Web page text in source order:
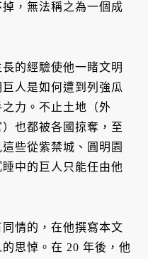
，無法稱之為一個成
的經驗使他一睹文明
人是如何遭到列強瓜
力。不止土地（外
也都被各國掠奪，至
些從紫禁城、圓明園
中的巨人只能任由他
情的，在他撰寫本文
思悼。在 20 年後，他